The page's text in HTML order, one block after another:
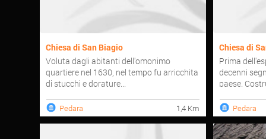
Chiesa di San Biagio
Voluta dagli abitanti dell'omonimo
quartiere nel 1630, nel tempo fu arricchita
di stucchi e dorature...
Pedara 1,4 Km
Chiesa di
Prima
decenni
paese.
Pedara